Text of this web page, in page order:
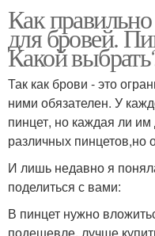
Как
для бровей.
Какой
Так как брови - это
ними обязателен. У
пинцет, но каждая ли
различных пинцетов,но
И лишь недавно я
поделиться с вами:
В пинцет нужно
подешевле, лучше